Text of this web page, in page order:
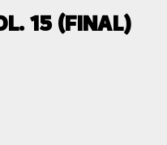
15 (FINAL)